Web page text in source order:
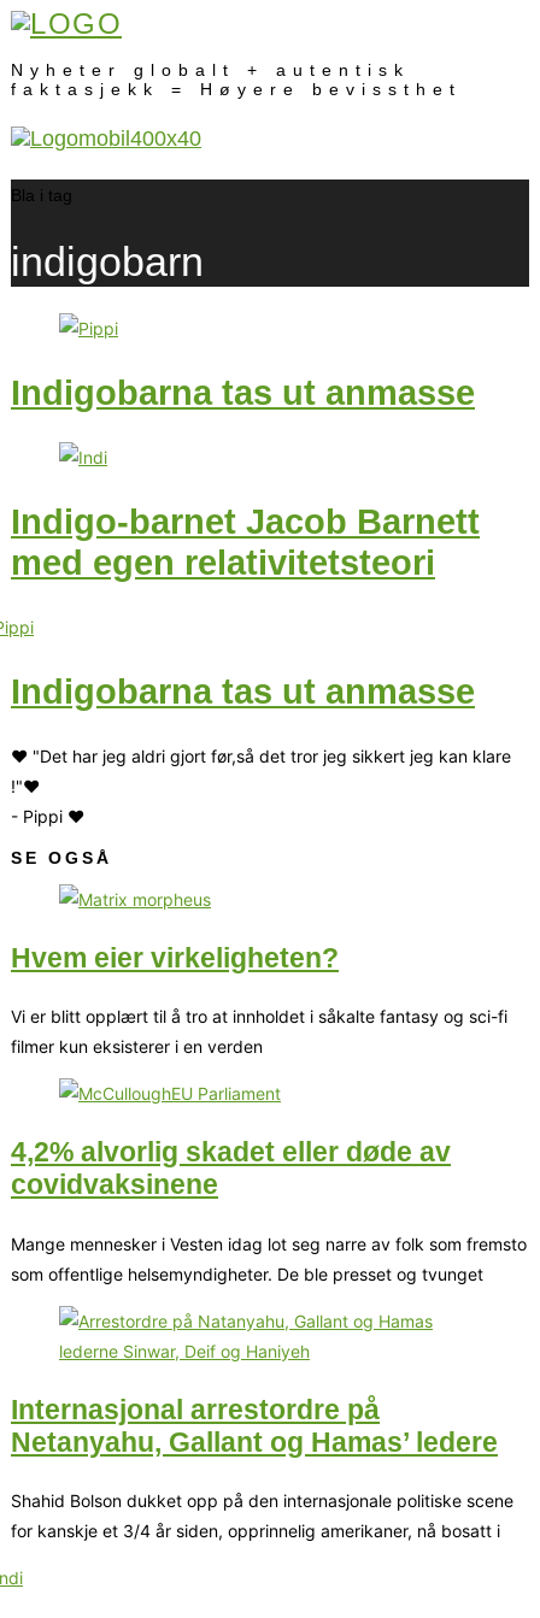
Nyheter globalt + autentisk
faktasjekk = Høyere bevissthet
Bla i tag
indigobarn
Indigobarna tas ut anmasse
Indigo-barnet Jacob Barnett
med egen relativitetsteori
Indigobarna tas ut anmasse
♥ "Det har jeg aldri gjort før,så det tror jeg sikkert jeg kan klare
!"♥
- Pippi ♥
SE OGSÅ
Hvem eier virkeligheten?
Vi er blitt opplært til å tro at innholdet i såkalte fantasy og sci-fi
filmer kun eksisterer i en verden
4,2% alvorlig skadet eller døde av
covidvaksinene
Mange mennesker i Vesten idag lot seg narre av folk som fremsto
som offentlige helsemyndigheter. De ble presset og tvunget
Internasjonal arrestordre på
Netanyahu, Gallant og Hamas’ ledere
Shahid Bolson dukket opp på den internasjonale politiske scene
for kanskje et 3/4 år siden, opprinnelig amerikaner, nå bosatt i